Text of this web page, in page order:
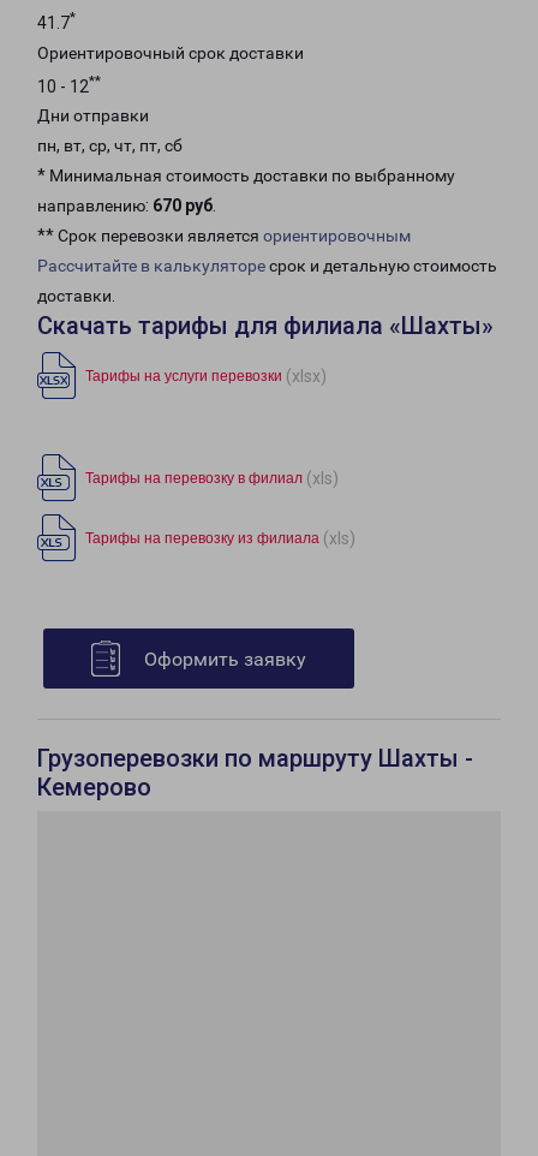
41.7*
Ориентировочный срок доставки
10 - 12**
Дни отправки
пн, вт, ср, чт, пт, сб
* Минимальная стоимость доставки по выбранному
направлению: 670 руб.
** Срок перевозки является ориентировочным
Рассчитайте в калькуляторесрок и детальную стоимость
доставки.
Скачать тарифы для филиала «Шахты»
Тарифы на услуги перевозки (xlsx)
Тарифы на перевозку в филиал (xls)
Тарифы на перевозку из филиала (xls)
Оформить заявку
Грузоперевозки по маршруту Шахты -
Кемерово